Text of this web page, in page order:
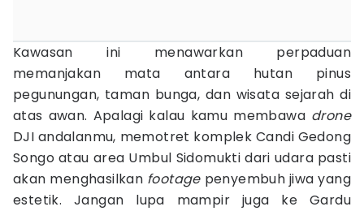
Kawasan ini menawarkan perpaduan
memanjakan mata antara hutan pinus
pegunungan, taman bunga, dan wisata sejarah di
atas awan. Apalagi kalau kamu membawa drone
DJI andalanmu, memotret komplek Candi Gedong
Songo atau area Umbul Sidomukti dari udara pasti
akan menghasilkan footagepenyembuh jiwa yang
estetik. Jangan lupa mampir juga ke Gardu